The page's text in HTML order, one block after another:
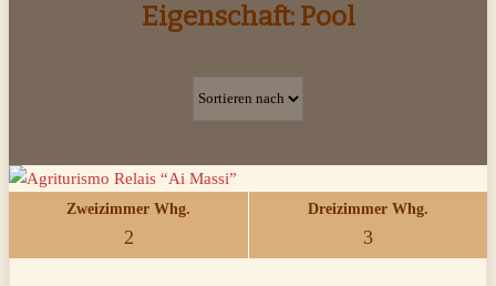
Eigenschaft: Pool
Zweizimmer Whg.
2
Dreizimmer Whg.
3